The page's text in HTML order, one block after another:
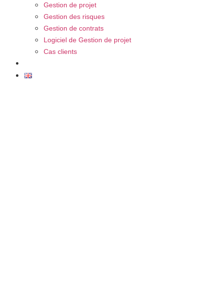
Gestion de projet
Gestion des risques
Gestion de contrats
Logiciel de Gestion de projet
Cas clients